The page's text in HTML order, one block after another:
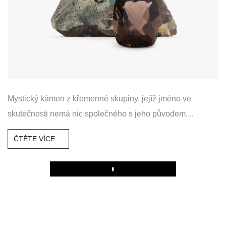
Mystický kámen z křemenné skupiny, jejíž jméno ve
skutečnosti nemá nic společného s jeho původem....
ČTĚTE VÍCE ...
Play